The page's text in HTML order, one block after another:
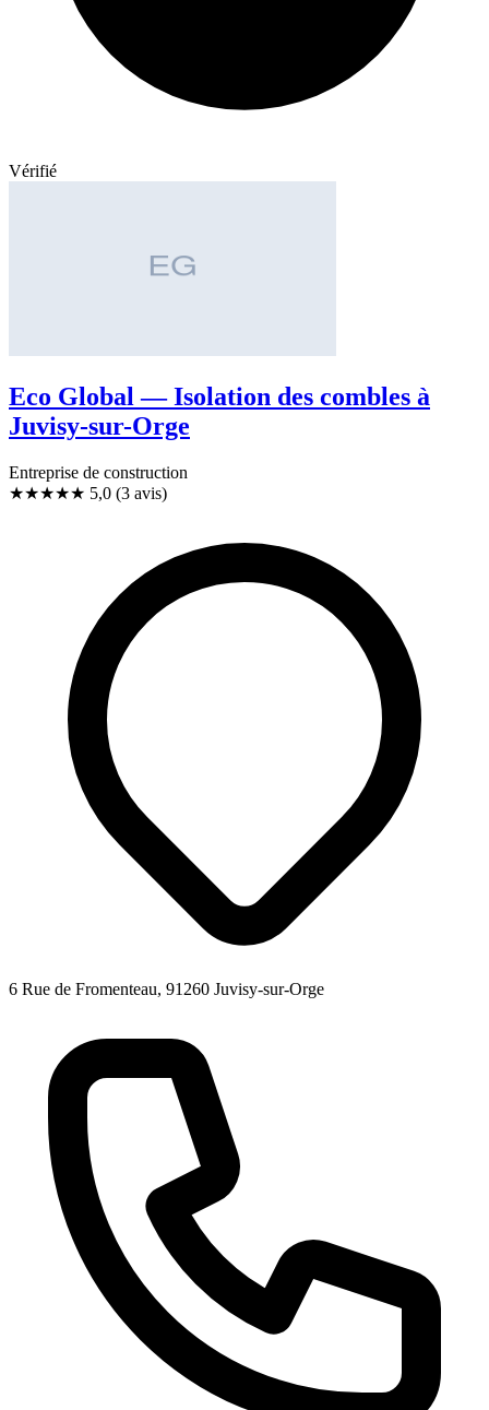
Vérifié
Eco Global — Isolation des combles à
Juvisy-sur-Orge
Entreprise de construction
★★★★★ 5,0 (3 avis)
6 Rue de Fromenteau, 91260 Juvisy-sur-Orge